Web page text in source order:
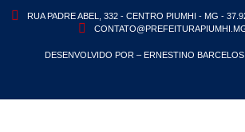
RUA PADRE ABEL, 332 - CENTRO PIUMHI - MG -
DESENVOLVIDO POR – ERNESTINO BARCELOS